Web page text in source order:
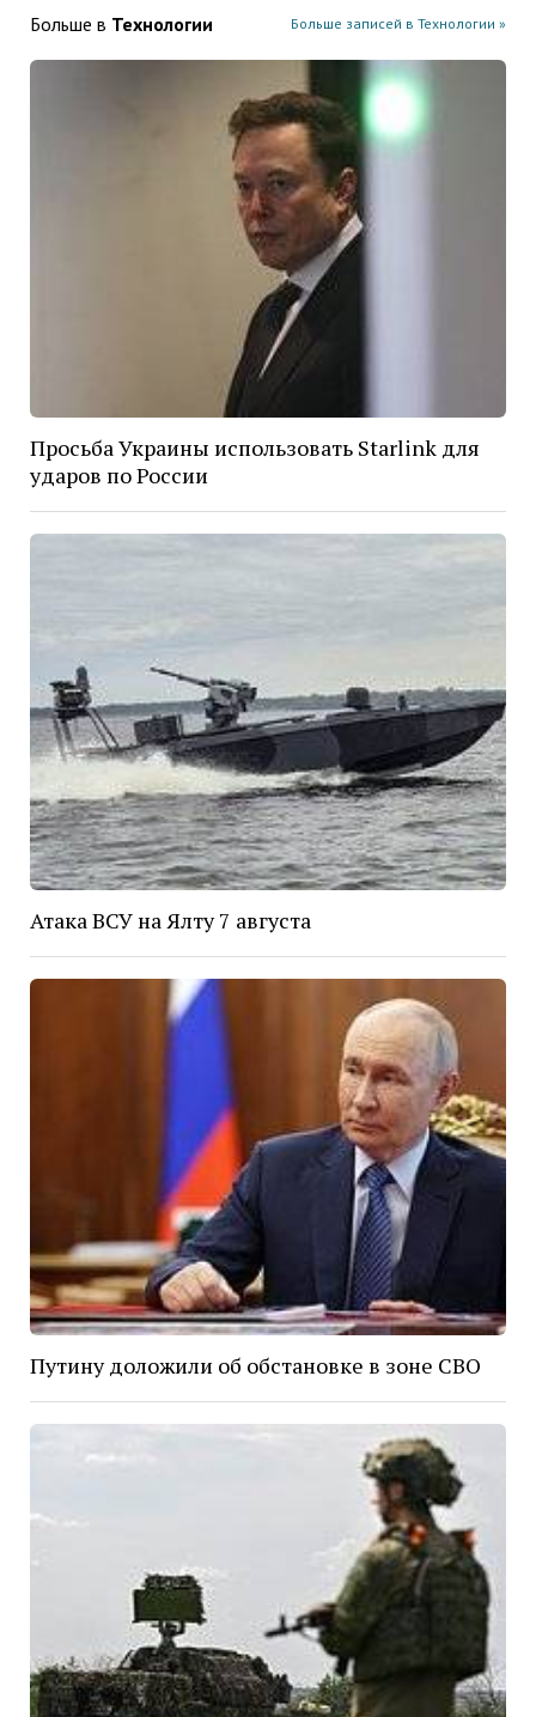
Больше в Технологии Больше записей в Технологии »
Просьба Украины использовать Starlink для
ударов по России
Атака ВСУ на Ялту 7 августа
Путину доложили об обстановке в зоне СВО